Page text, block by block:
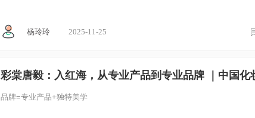
杨玲玲 2025-11-25
彩棠唐毅：入红海，从专业产品到专业品牌 ｜中国化
品牌=专业产品+独特美学